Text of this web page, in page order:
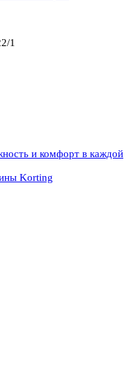
1
и комфорт в каждой
Korting